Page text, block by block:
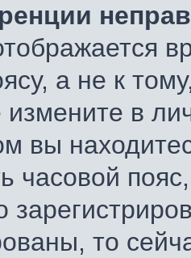
а не к
измените в
вы
часовой
то